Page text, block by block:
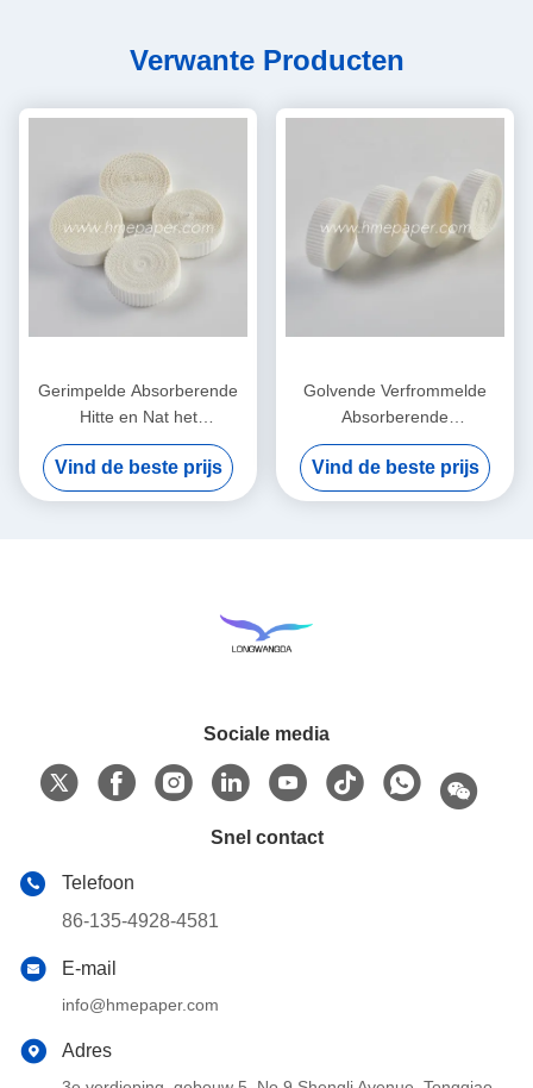
Verwante Producten
Gerimpelde Absorberende
Hitte en Nat het
Filtreerpapierelement van
het Vochtigheidsruilmiddel
Vind de beste prijs
Golvende Verfrommelde
Absorberende
Filtreerpapierhitte en
Vochtigheidsuitwisseling
Vind de beste prijs
Sociale media
Snel contact
Telefoon
86-135-4928-4581
E-mail
info@hmepaper.com
Adres